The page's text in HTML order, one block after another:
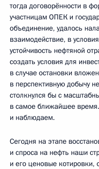
тогда договорённости в
участницам ОПЕК и
объединение, удалось
взаимодействие, в
устойчивость нефтяной
создать условия для
в случае остановки
в перспективную добычу
столкнулся бы с
в самое ближайшее
и наблюдаем.
Сегодня на этапе
и спроса на нефть наши
и его ценовые котировки,